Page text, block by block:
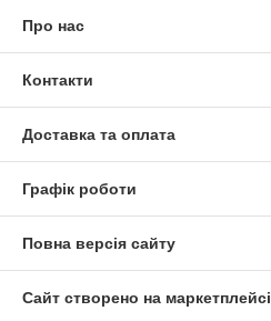
Про нас
Контакти
Доставка та оплата
Графік роботи
Повна версія сайту
Сайт створено на маркетплейсі